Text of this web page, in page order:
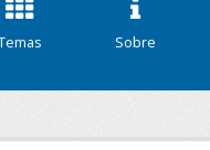
Sobre